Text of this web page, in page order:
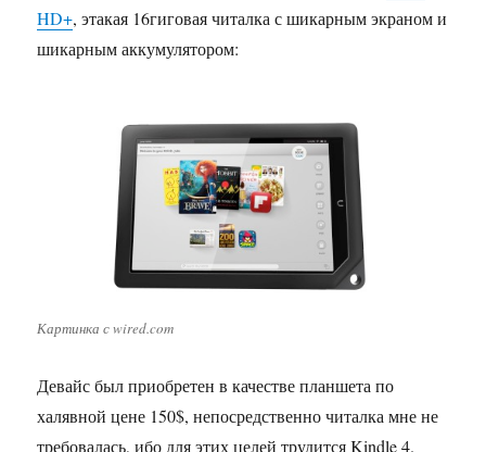
HD+, этакая 16гиговая читалка с шикарным экраном и
шикарным аккумулятором:
Картинка с wired.com
Девайс был приобретен в качестве планшета по
халявной цене 150$, непосредственно читалка мне не
требовалась, ибо для этих целей трудится Kindle 4.